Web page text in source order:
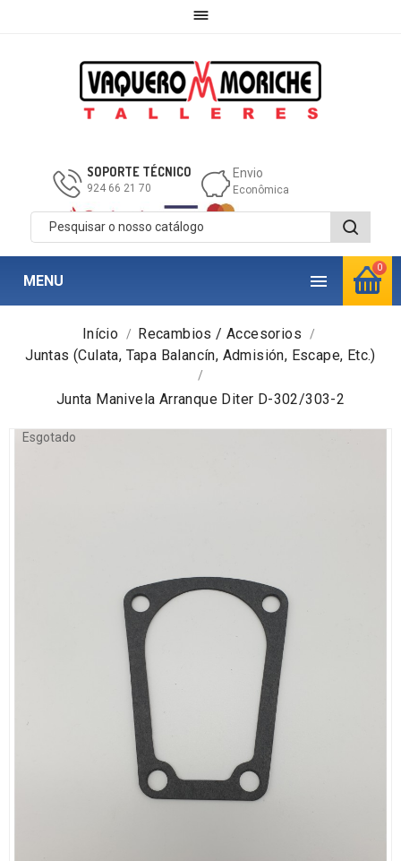

0
SOPORTE TÉCNICO
924 66 21 70
Envio
Econômica

MENU
Início
Recambios / Accesorios
Juntas (Culata, Tapa Balancín, Admisión, Escape, Etc.)
Junta Manivela Arranque Diter D-302/303-2
Esgotado